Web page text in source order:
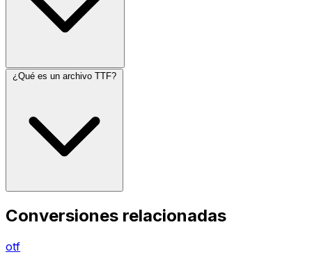
¿Qué es un archivo TTF?
Conversiones relacionadas
otf